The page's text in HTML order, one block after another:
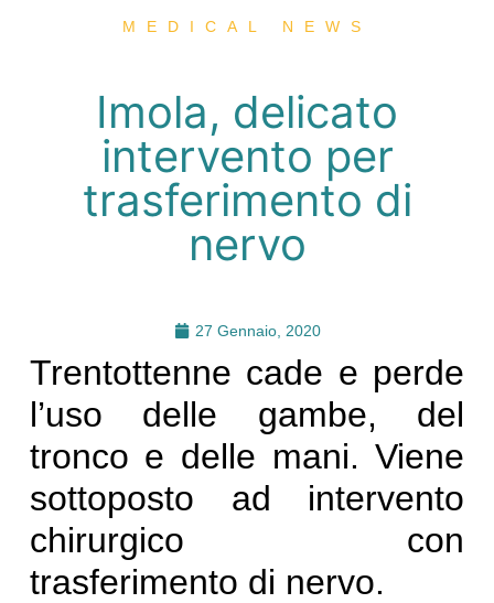
MEDICAL NEWS
Imola, delicato
intervento per
trasferimento di
nervo
27 Gennaio, 2020
Trentottenne cade e perde
l’uso delle gambe, del
tronco e delle mani. Viene
sottoposto ad intervento
chirurgico con
trasferimento di nervo.